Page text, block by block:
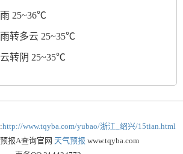
25~36℃
转多云 25~35℃
转阴 25~35℃
http://www.tqyba.com/yubao/浙江_绍兴/15tian.html
报A查询官网 天气预报 www.tqyba.com